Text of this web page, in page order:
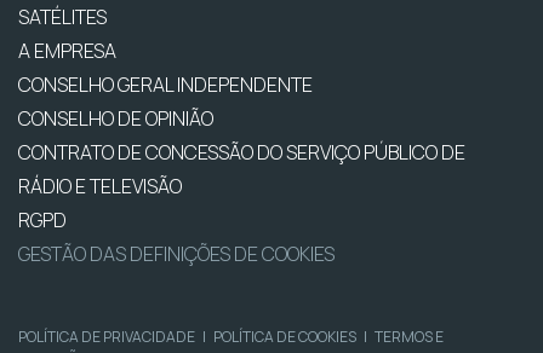
SATÉLITES
A EMPRESA
CONSELHO GERAL INDEPENDENTE
CONSELHO DE OPINIÃO
CONTRATO DE CONCESSÃO DO SERVIÇO PÚBLICO DE
RÁDIO E TELEVISÃO
RGPD
GESTÃO DAS DEFINIÇÕES DE COOKIES
POLÍTICA DE PRIVACIDADE | POLÍTICA DE COOKIES | TERMOS E